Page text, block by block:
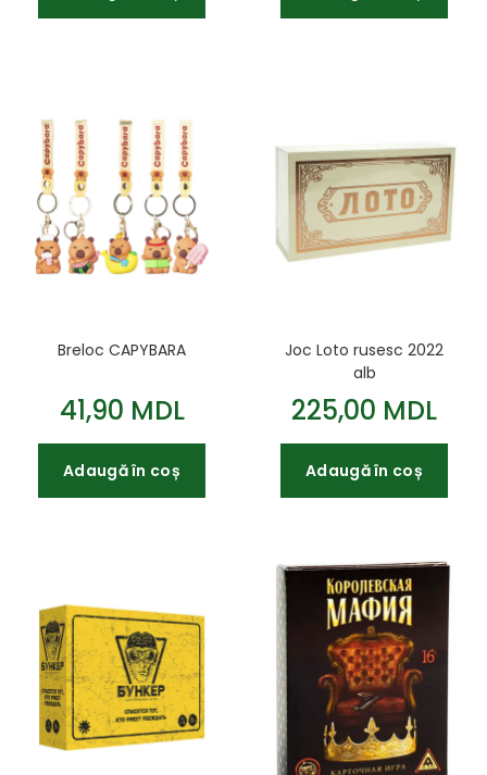
Breloc CAPYBARA
41,90 MDL
Adaugă în coș
Joc Loto rusesc 2022
alb
225,00 MDL
Adaugă în coș